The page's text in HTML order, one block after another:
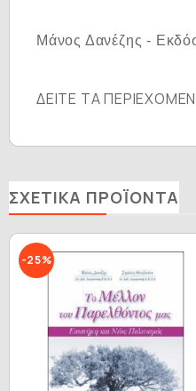
Μάνος Δανέζης -
ΔΕΙΤΕ ΤΑ
ΣΧΕΤΙΚΆ ΠΡΟΪΌΝΤΑ
-25%